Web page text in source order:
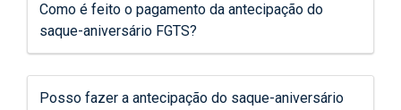
Como é feito o pagamento da antecipação do
saque-aniversário FGTS?
Posso fazer a antecipação do saque-aniversário